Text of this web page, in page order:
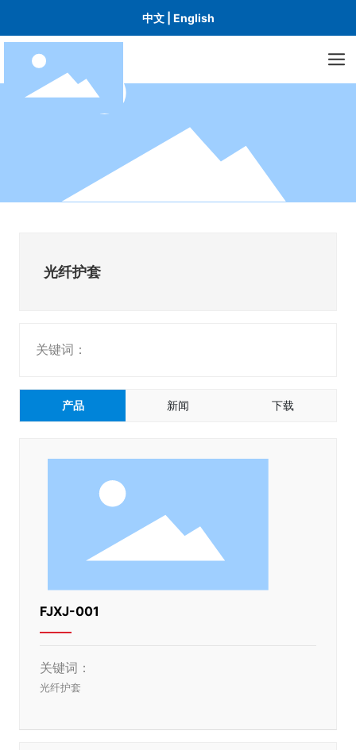
中文| English
光纤护套
关键词：
产品 新闻 下载
FJXJ-001
关键词：
光纤护套